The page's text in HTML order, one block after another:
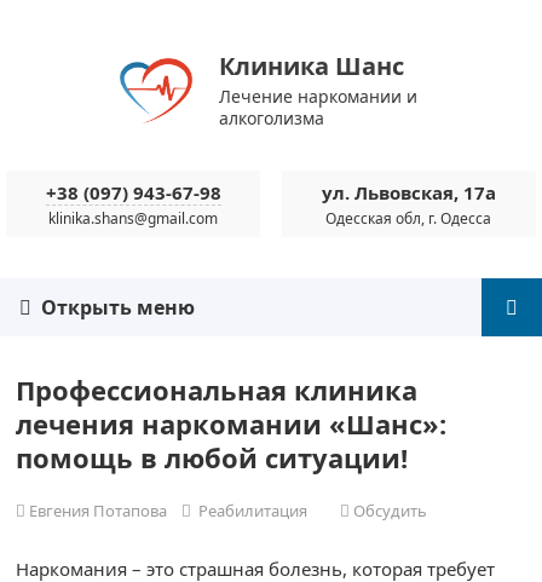
Клиника Шанс
Лечение наркомании и
алкоголизма
+38 (097) 943-67-98
klinika.shans@gmail.com
ул. Львовская, 17а
Одесская обл, г. Одесса
Открыть меню
Профессиональная клиника
лечения наркомании «Шанс»:
помощь в любой ситуации!
Евгения Потапова Реабилитация Обсудить
Наркомания – это страшная болезнь, которая требует